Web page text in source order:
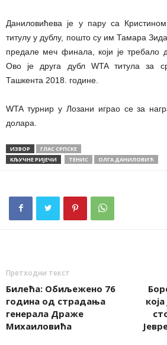
Даниловићева је у пару са
титулу у дублу, пошто су им Тамара
предале меч финала, који је требало
Ово је друга дубл WTA титула за
Ташкента 2018. године.
WTA турнир у Лозани играо се за
долара.
ИЗВОР
ГЛАС СРПСКЕ
КЉУЧНЕ РИЈЕЧИ
ТЕНИС ОЛГА ДАНИЛОВИЋ
Претходни текст
Билећа: Обиљежено 76
година од страдања
генерала Драже
Михаиловића